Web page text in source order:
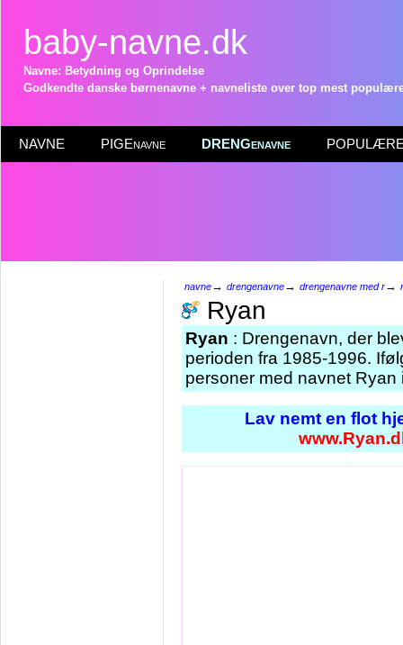
baby-navne.dk
Navne: Betydning og Oprindelse
Godkendte danske børnenavne + navneliste over top mest
NAVNE PIGEnavne DRENGenavne POPULÆRE
navne→ drengenavne→ drengenavne med r→
Ryan
Ryan : Drengenavn, der
perioden fra 1985-1996.
personer med navnet
Lav nemt en flot